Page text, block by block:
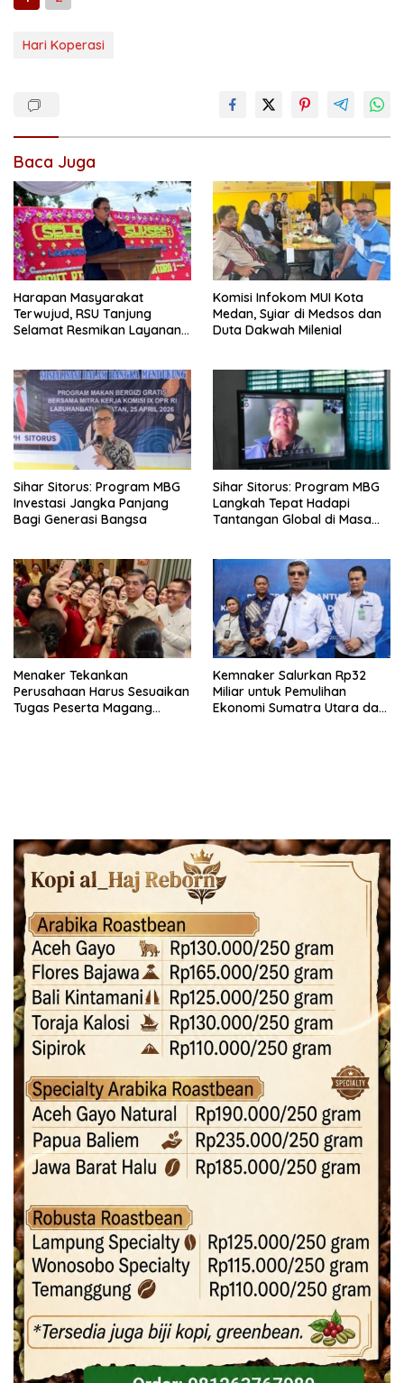
Hari Koperasi
Baca Juga
Harapan Masyarakat
Terwujud, RSU Tanjung
Selamat Resmikan Layanan
Komisi Infokom MUI Kota
Medan, Syiar di Medsos dan
Duta Dakwah Milenial
Sihar Sitorus: Program MBG
Investasi Jangka Panjang
Bagi Generasi Bangsa
Sihar Sitorus: Program MBG
Langkah Tepat Hadapi
Tantangan Global di Masa
Menaker Tekankan
Perusahaan Harus Sesuaikan
Tugas Peserta Magang
Kemnaker Salurkan Rp32
Miliar untuk Pemulihan
Ekonomi Sumatra Utara dan